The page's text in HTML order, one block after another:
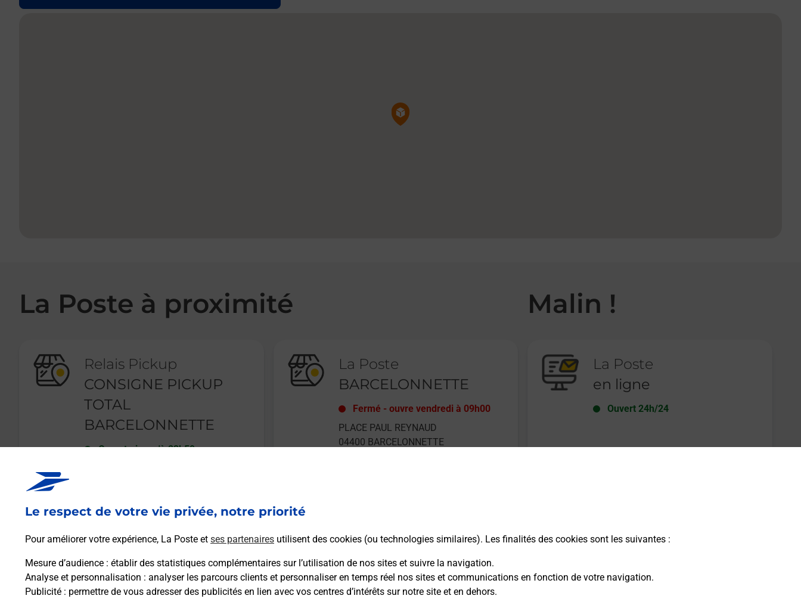
Le respect de votre vie privée, notre priorité
Pour améliorer votre expérience, La Poste et ses partenaires utilisent des cookies (ou technologies similaires). Les finalités des cookies sont les suivantes :
Mesure d’audience : établir des statistiques complémentaires sur l’utilisation de nos sites et suivre la navigation.
Analyse et personnalisation : analyser les parcours clients et personnaliser en temps réel nos sites et communications en fonction de votre navigation.
Publicité : permettre de vous adresser des publicités en lien avec vos centres d’intérêts sur notre site et en dehors.
Pin de la carte
La Poste à proximité
Relais Pickup
CONSIGNE PICKUP
TOTAL
BARCELONNETTE
Ouvert-jusqu'à 23h59
En savoir plus
La Poste
BARCELONNETTE
Fermé - ouvre vendredi à 09h00
PLACE PAUL REYNAUD
04400 BARCELONNETTE
Malin !
La Poste
en ligne
Ouvert 24h/24